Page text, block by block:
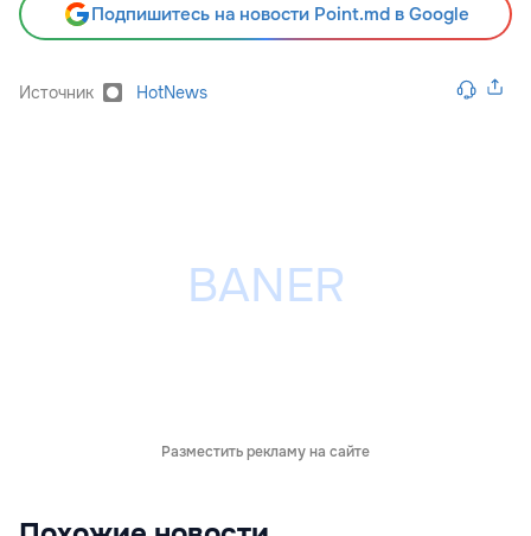
Подпишитесь на новости Point.md в Google
Источник HotNews
Разместить рекламу на сайте